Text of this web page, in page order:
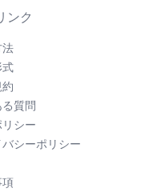
ンク
法
式
質問
シー
バシーポリシー
項